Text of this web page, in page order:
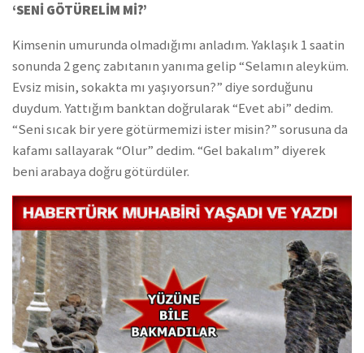
‘SENİ GÖTÜRELİM Mİ?’
Kimsenin umurunda olmadığımı anladım. Yaklaşık 1 saatin
sonunda 2 genç zabıtanın yanıma gelip “Selamın aleyküm.
Evsiz misin, sokakta mı yaşıyorsun?” diye sorduğunu
duydum. Yattığım banktan doğrularak “Evet abi” dedim.
“Seni sıcak bir yere götürmemizi ister misin?” sorusuna da
kafamı sallayarak “Olur” dedim. “Gel bakalım” diyerek
beni arabaya doğru götürdüler.